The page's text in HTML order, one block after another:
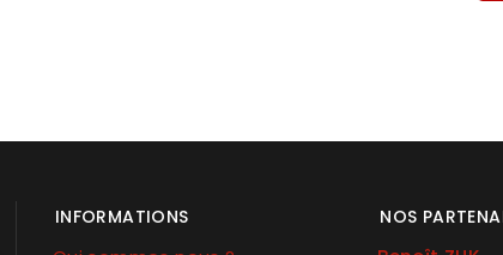
INFORMATIONS NOS